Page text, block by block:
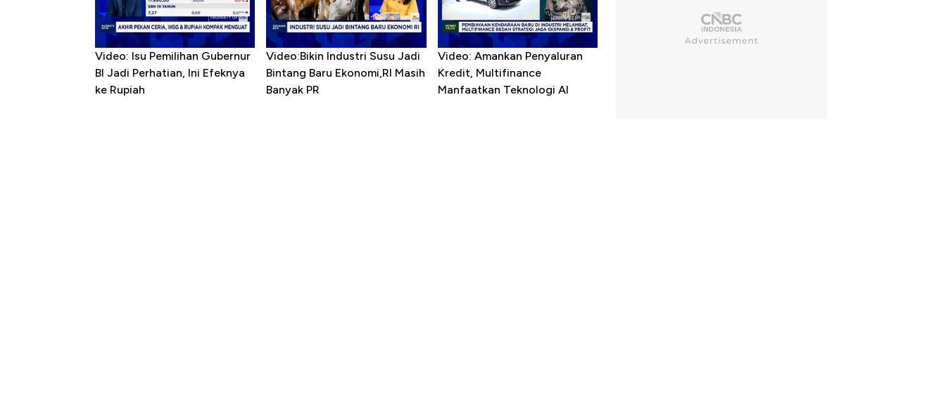
Video: Isu Pemilihan Gubernur
BI Jadi Perhatian, Ini Efeknya
ke Rupiah
Video:Bikin Industri Susu Jadi
Bintang Baru Ekonomi,RI Masih
Banyak PR
Video: Amankan Penyaluran
Kredit, Multifinance
Manfaatkan Teknologi AI